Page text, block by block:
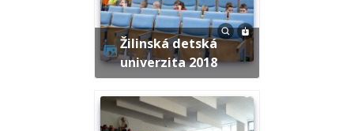
Žilinská detská
univerzita 2018